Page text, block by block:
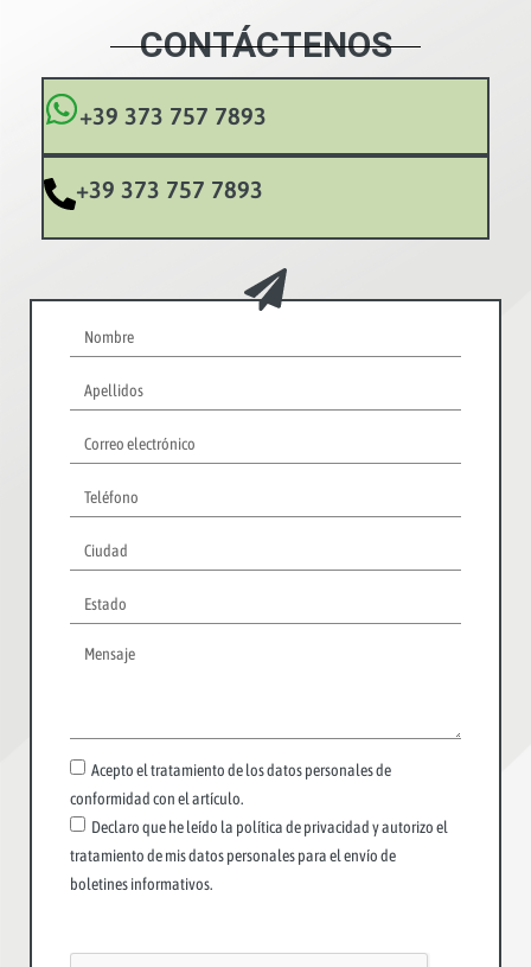
CONTÁCTENOS
+39 373 757 7893
+39 373 757 7893
Acepto el tratamiento de los datos personales de
conformidad con el artículo.
Declaro que he leído la política de privacidad y autorizo el
tratamiento de mis datos personales para el envío de
boletines informativos.